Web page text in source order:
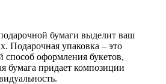
бумаги выделит ваш
Подарочная упаковка – это
оформления букетов,
бумага придает композиции